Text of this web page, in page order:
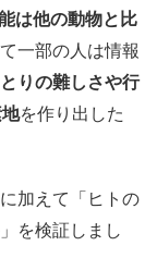
は他の動物と比
一部の人は情報
りの難しさや行
を作り出した
加えて「ヒトの
を検証しまし